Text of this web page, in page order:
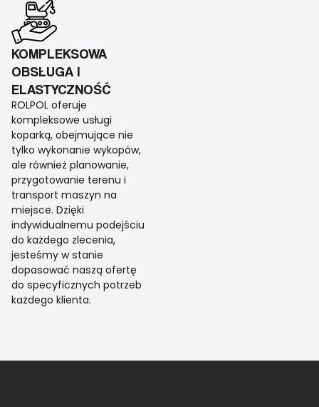
KOMPLEKSOWA
OBSŁUGA I
ELASTYCZNOŚĆ
ROLPOL oferuje
kompleksowe usługi
koparką, obejmujące nie
tylko wykonanie wykopów,
ale również planowanie,
przygotowanie terenu i
transport maszyn na
miejsce. Dzięki
indywidualnemu podejściu
do każdego zlecenia,
jesteśmy w stanie
dopasować naszą ofertę
do specyficznych potrzeb
każdego klienta.